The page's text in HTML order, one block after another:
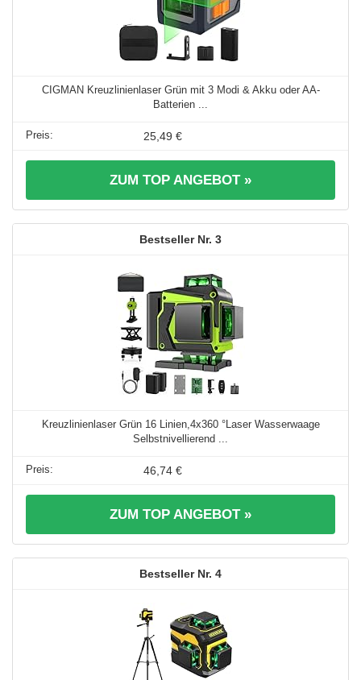
CIGMAN Kreuzlinienlaser Grün mit 3 Modi & Akku oder AA-
Batterien ...
25,49 €
ZUM TOP ANGEBOT »
3
Kreuzlinienlaser Grün 16 Linien,4x360 °Laser Wasserwaage
Selbstnivellierend ...
46,74 €
ZUM TOP ANGEBOT »
4